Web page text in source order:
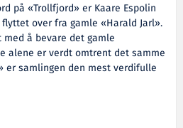
på «Trollfjord» er Kaare Espolin
over fra gamle «Harald Jarl».
å bevare det gamle
alene er verdt omtrent det samme
er samlingen den mest verdifulle